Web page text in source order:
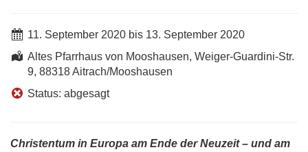
11. September 2020 bis 13. September 2020
Altes Pfarrhaus von Mooshausen, Weiger-Guardini-Str.
9, 88318 Aitrach/Mooshausen
Status: abgesagt
Christentum in Europa am Ende der Neuzeit – und am